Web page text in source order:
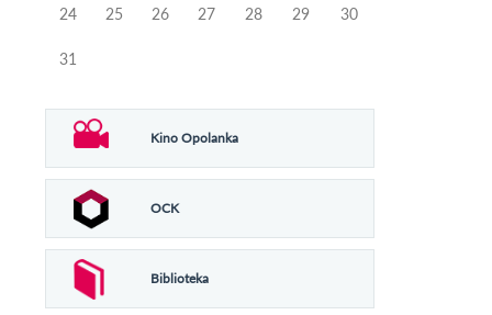
24 25 26 27 28 29 30
31
Kino Opolanka
OCK
Biblioteka